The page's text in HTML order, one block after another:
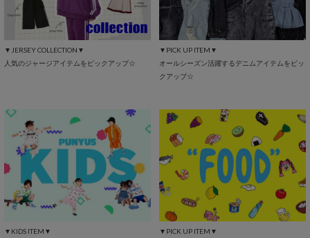
▼JERSEY COLLECTION▼
人気のジャージアイテムをピックアップ☆
▼PICK UP ITEM▼
オールシーズン活躍するデニムアイテムをピッ
クアップ☆
▼KIDS ITEM▼
▼PICK UP ITEM▼